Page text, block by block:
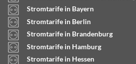
Stromtarife in Bayern
Stromtarife in Berlin
Stromtarife in Brandenburg
Stromtarife in Hamburg
Stromtarife in Hessen